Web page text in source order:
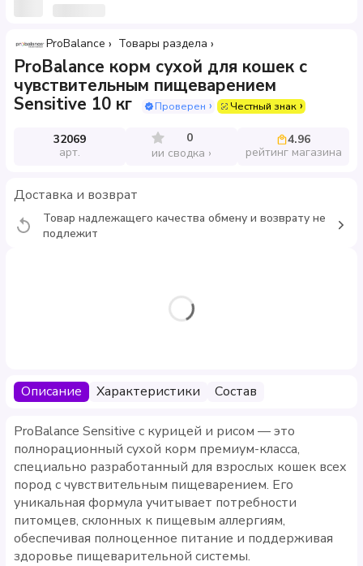
ProBalance Товары раздела
ProBalance корм сухой для кошек с
чувствительным пищеварением
Sensitive 10 кг
Проверен Честный знак
32069
арт.
0
ии сводка
4.96
рейтинг магазина
Доставка и возврат
Товар надлежащего качества обмену и возврату не
подлежит
Описание Характеристики Состав
ProBalance Sensitive с курицей и рисом — это
полнорационный сухой корм премиум-класса,
специально разработанный для взрослых кошек всех
пород с чувствительным пищеварением. Его
уникальная формула учитывает потребности
питомцев, склонных к пищевым аллергиям,
обеспечивая полноценное питание и поддерживая
здоровье пищеварительной системы.